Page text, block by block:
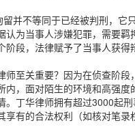
并不等同于已经被判刑，
为当事人涉嫌犯罪，需要
段，法律赋予了当事人获得
至关重要？因为在侦查阶
，面对陌生的环境和高强
丁华律师拥有超过3000起
有的合法权利（如核对笔